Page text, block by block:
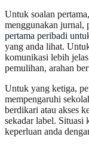
Untuk soalan
menggunakan jurnal,
pertama peribadi
yang anda lihat.
komunikasi lebih
pemulihan, arahan
Untuk yang ketiga,
mempengaruhi
berdikari atau akses
sekadar label. Situasi
keperluan anda